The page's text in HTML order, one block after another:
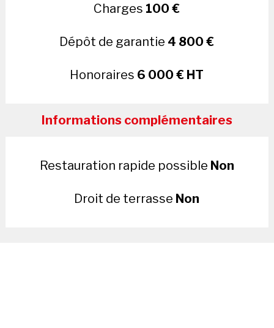
Charges 100 €
Dépôt de garantie 4 800 €
Honoraires 6 000 € HT
Informations complémentaires
Restauration rapide possible Non
Droit de terrasse Non